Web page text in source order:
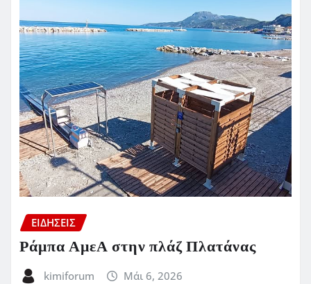
ΕΙΔΗΣΕΙΣ
Ράμπα ΑμεΑ στην πλάζ Πλατάνας
kimiforum Μάι 6, 2026